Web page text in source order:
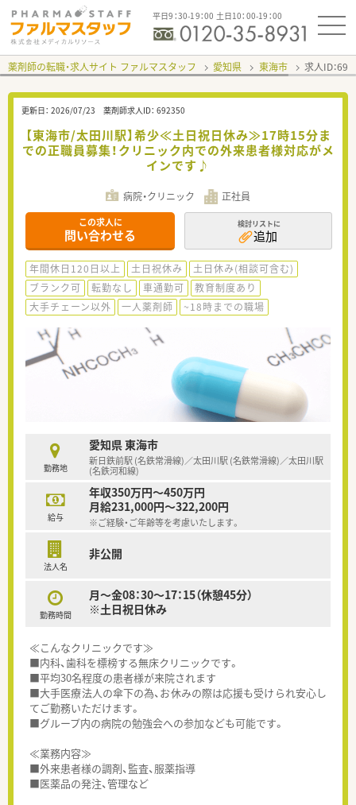
平日9：30-19：00 土日10：00-19：00
薬剤師の転職・求人サイト ファルマスタッフ 愛知県 東海市 求人ID：
更新日： 2026/07/23 薬剤師求人ID： 692350
【東海市/太田川駅】希少≪土日祝日休み≫17時15分ま
での正職員募集！クリニック内での外来患者様対応がメ
インです♪
病院・クリニック 正社員
この求人に
問い合わせる
検討リストに
追加
年間休日120日以上 土日祝休み
土日休み(相談可含む)
ブランク可
転勤なし 車通勤可
教育制度あり
大手チェーン以外
一人薬剤師 ~18時までの職場
勤務地
愛知県 東海市
新日鉄前駅 (名鉄常滑線)／太田川駅 (名鉄常滑線)／太田川駅
(名鉄河和線)
給与
年収350万円～450万円
月給231,000円～322,200円
※ご経験・ご年齢等を考慮いたします。
法人名
非公開
勤務時間
月～金08：30～17：15（休憩45分）
※土日祝日休み
≪こんなクリニックです≫
■内科、歯科を標榜する無床クリニックです。
■平均30名程度の患者様が来院されます
■大手医療法人の傘下の為、お休みの際は応援も受けられ安心し
てご勤務いただけます。
■グループ内の病院の勉強会への参加なども可能です。
≪業務内容≫
■外来患者様の調剤、監査、服薬指導
■医薬品の発注、管理など